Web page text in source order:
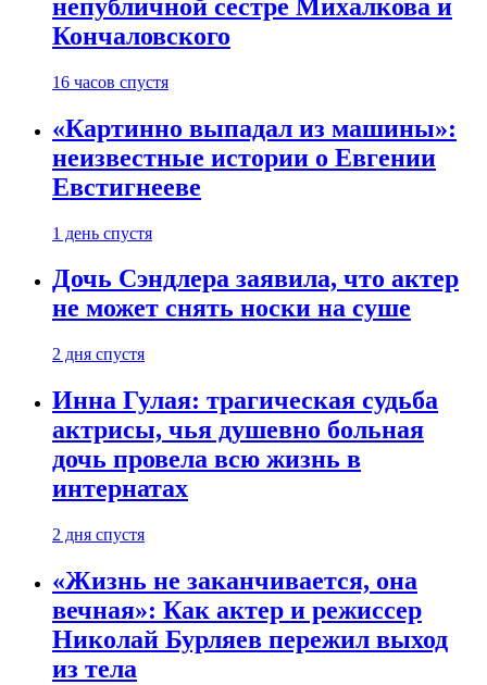
непубличной сестре Михалкова и
Кончаловского
16 часов спустя
«Картинно выпадал из машины»:
неизвестные истории о Евгении
Евстигнееве
1 день спустя
Дочь Сэндлера заявила, что актер
не может снять носки на суше
2 дня спустя
Инна Гулая: трагическая судьба
актрисы, чья душевно больная
дочь провела всю жизнь в
интернатах
2 дня спустя
«Жизнь не заканчивается, она
вечная»: Как актер и режиссер
Николай Бурляев пережил выход
из тела